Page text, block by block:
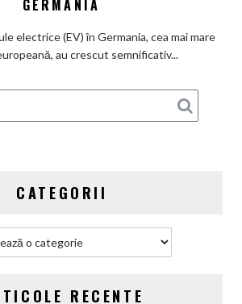
din
Germania
GERMANIA
electrice (EV) în Germania, cea mai mare
au crescut semnificativ...
CATEGORII
RECENTE